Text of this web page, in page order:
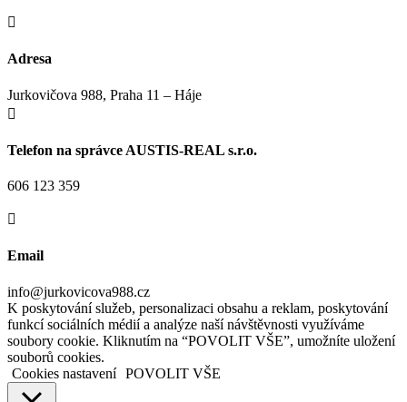

Adresa
Jurkovičova 988, Praha 11 – Háje

Telefon na správce AUSTIS-REAL s.r.o.
606 123 359

Email
info@jurkovicova988.cz
K poskytování služeb, personalizaci obsahu a reklam, poskytování
funkcí sociálních médií a analýze naší návštěvnosti využíváme
soubory cookie. Kliknutím na “POVOLIT VŠE”, umožníte uložení
souborů cookies.
Cookies nastavení POVOLIT VŠE